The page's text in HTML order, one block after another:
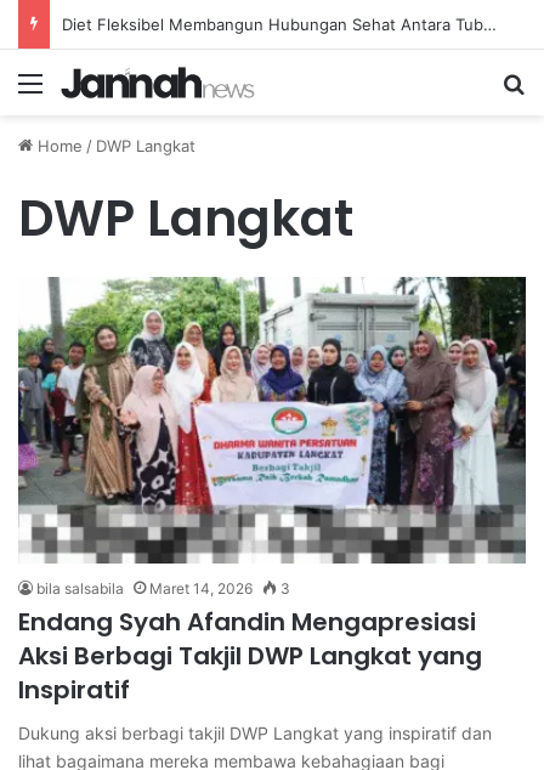
Diet Fleksibel Membangun Hubungan Sehat Antara Tubuh dan Makanan Sehari-hari
Menu
Home / DWP Langkat
DWP Langkat
bila salsabila Maret 14, 2026 3
Endang Syah Afandin Mengapresiasi
Aksi Berbagi Takjil DWP Langkat yang
Inspiratif
Dukung aksi berbagi takjil DWP Langkat yang inspiratif dan
lihat bagaimana mereka membawa kebahagiaan bagi